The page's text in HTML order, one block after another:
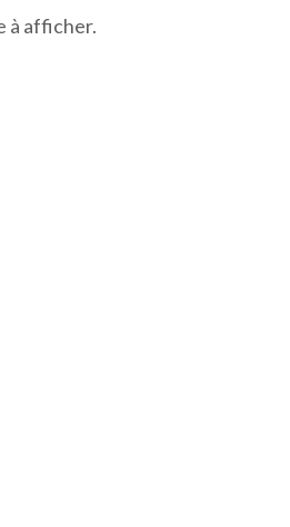
à afficher.